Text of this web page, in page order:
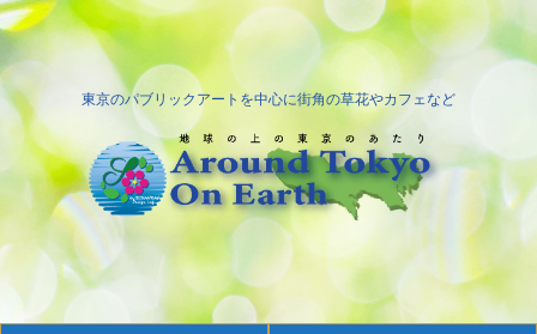
東京のパブリックアートを中心に街角の草花やカフェなど